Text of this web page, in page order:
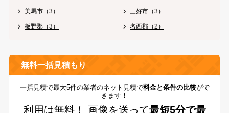
美馬市（3） 三好市（3）
板野郡（3） 名西郡（2）
無料一括見積もり
一括見積で最大5件の業者のネット見積で料金と条件の比較がで
きます！
利用は無料！ 画像を送って最短5分で最